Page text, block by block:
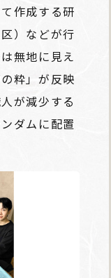
作成する研
）などが行
無地に見え
粋」が反映
が減少する
ダムに配置